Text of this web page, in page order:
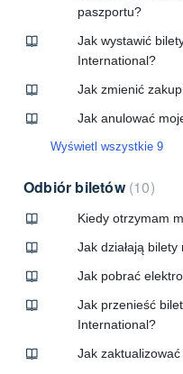
paszportu?
Jak wystawić
International?
Jak zmienić
Jak anulować
Wyświetl wszystkie 9
Odbiór biletów 10
Kiedy otrzymam
Jak działają bilety
Jak pobrać
Jak przenieść
International?
Jak